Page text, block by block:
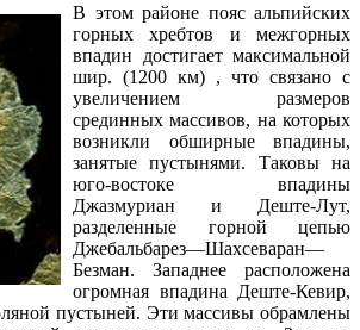
В этом районе пояс альпийских
горных хребтов и межгорных
впадин достигает максимальной
шир. (1200 км) , что связано с
увеличением размеров
срединных массивов, на которых
возникли обширные впадины,
занятые пустынями. Таковы на
юго-востоке впадины
Джазмуриан и Деште-Лут,
разделенные горной цепью
Джебальбарез—Шахсеваран—
Безман. Западнее расположена
огромная впадина Деште-Кевир,
пустыней. Эти массивы обрамлены